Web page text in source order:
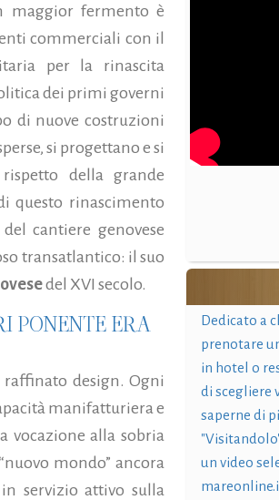
maggior fermento è
commerciali con il
per la rinascita
dei primi governi
di nuove costruzioni
si progettano e si
della grande
questo rinascimento
cantiere genovese
transatlantico: il suo
del XVI secolo.
PONENTE ERA
raffinato design. Ogni
manifatturiera e
vocazione alla sobria
mondo” ancora
servizio attivo sulla
Dedicato a
prenotare
in hotel o
di scegliere
saperne di
un video